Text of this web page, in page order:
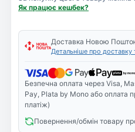
Як працює кешбек?
Доставка Новою
Детальніше про доставку
Безпечна оплата через Visa,
Pay, Plata by Mono або оплата
платіж)
Повернення/обмін товару